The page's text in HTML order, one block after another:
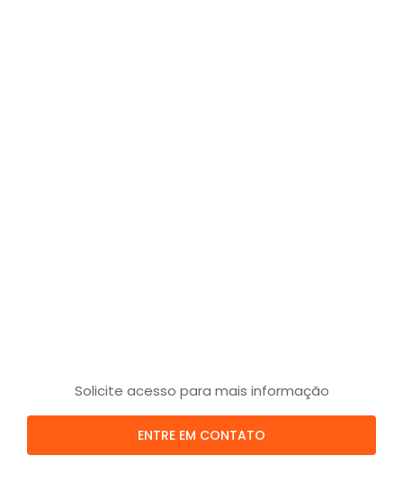
Solicite acesso para mais informação
ENTRE EM CONTATO